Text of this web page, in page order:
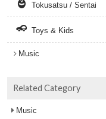
Tokusatsu / Sentai
Toys & Kids
Music
Related Category
Music